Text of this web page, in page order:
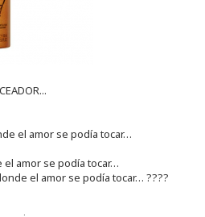
amor se podía tocar…
el amor se podía tocar… ????